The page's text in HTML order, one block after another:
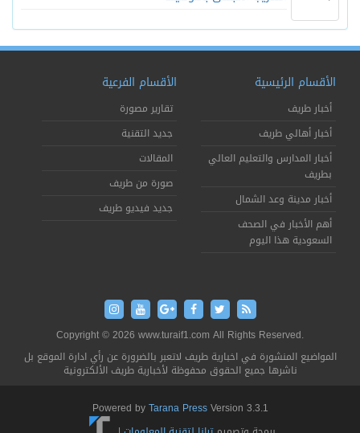
الأقسام الرئيسية
أخبار طريف
أخبار أهالي طريف
أخبار المدارس والتعليم العالي
بطريف
أخبار مدينة وعد الشمال
أهم الأخبار في الصحف
السعودية هذا اليوم
الأقسام الفرعية
تقارير مصورة
جديد التقنية
المقالات
صورة من طريف
جديد فيديو طريف
Copyright © 2026 www.turaif1.com All Rights Reserved.
المواضيع المنشورة في اخبارية طريف لاتعبر بالضرورة عن رأي ادارة الموقع بل
ناشرها جميع الحقوق محفوظة لأخبارية طريف الألكترونية
Powered byTarana PressVersion 3.3.1